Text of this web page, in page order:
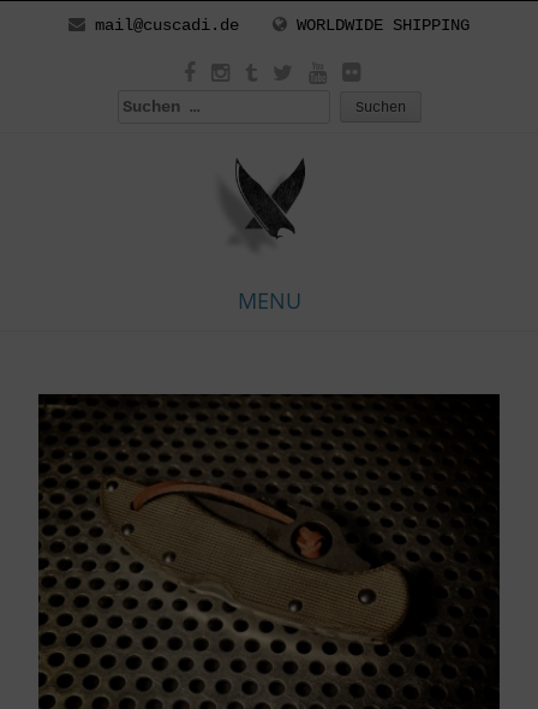
mail@cuscadi.de WORLDWIDE SHIPPING
Suchen
MENU
to